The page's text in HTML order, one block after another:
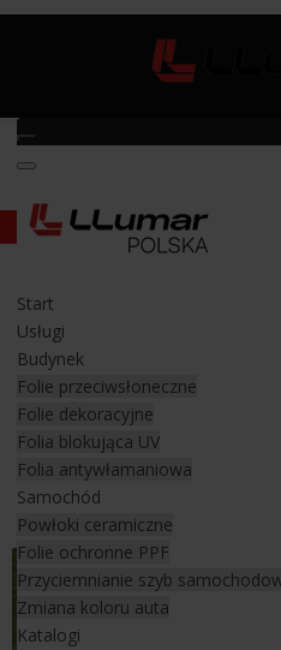
Start
Usługi
Budynek
Folie przeciwsłoneczne
Folie dekoracyjne
Folia blokująca UV
Folia antywłamaniowa
Samochód
Powłoki ceramiczne
Folie ochronne PPF
Przyciemnianie szyb
Zmiana koloru auta
Katalogi
Car wrapping
Realizacje ze
Zobacz realizacje z zakresu car
wykonanych dla
Personalizacja wyglądu
folii marek 3M, Oracal,